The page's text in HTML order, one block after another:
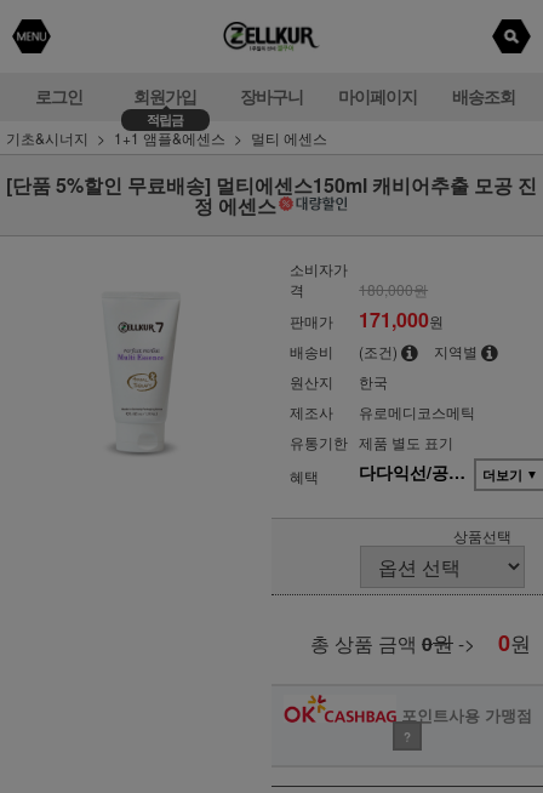
로그인 회원가입
적립금
장바구니 마이페이지 배송조회
기초&시너지 1+1 앰플&에센스 멀티 에센스
[단품 5%할인 무료배송] 멀티에센스150ml 캐비어추출 모공 진
정 에센스
소비자가
격
180,000원
판매가
171,000원
배송비
(조건)
지역별
원산지
한국
제조사
유로메디코스메틱
유통기한 제품 별도 표기
혜택
다다익선/공동구매(단품) 더보기 ▼
상품선택
총 상품 금액 0원-> 0원
포인트사용 가맹점
?